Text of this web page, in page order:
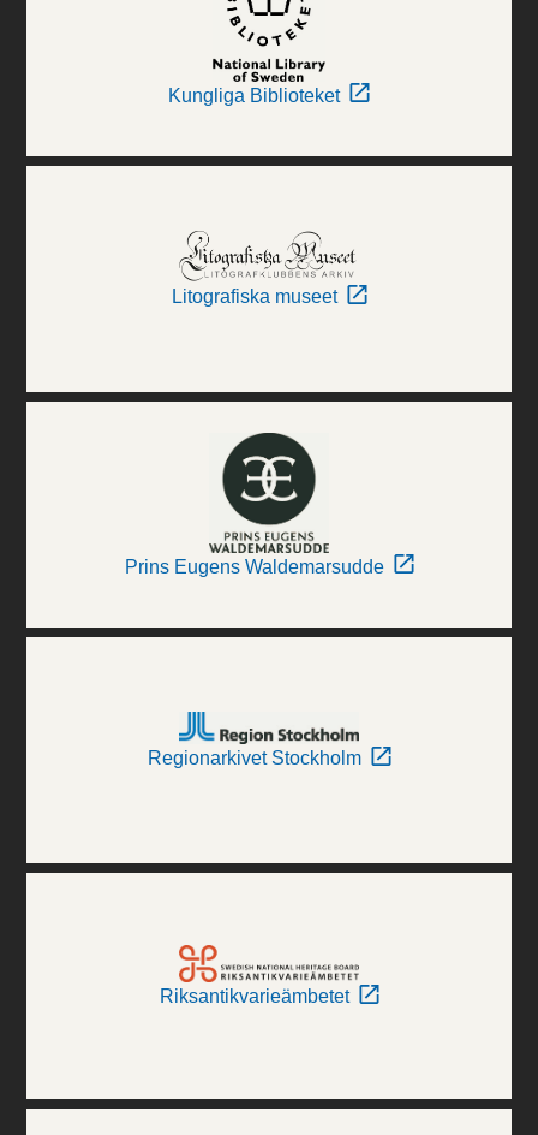
Kungliga Biblioteket
Litografiska museet
Prins Eugens Waldemarsudde
Regionarkivet Stockholm
Riksantikvarieämbetet